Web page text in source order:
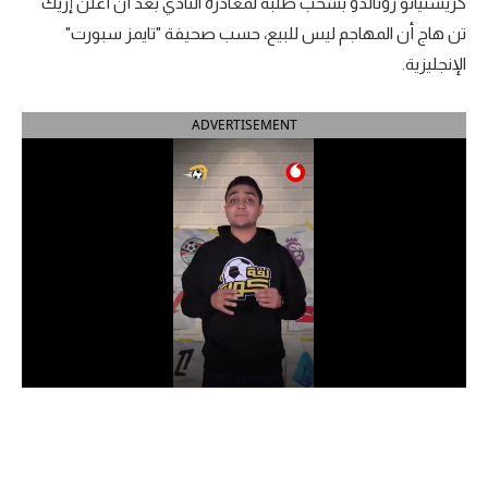
آراء حرة
ركن الألعاب
الدوري الإنجليزي الممتاز
تن هاج أن المهاجم ليس للبيع، حسب صحيفة "تايمز سبورت"
الإنجليزية.
ADVERTISEMENT